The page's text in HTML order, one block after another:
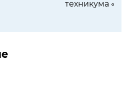
техникума